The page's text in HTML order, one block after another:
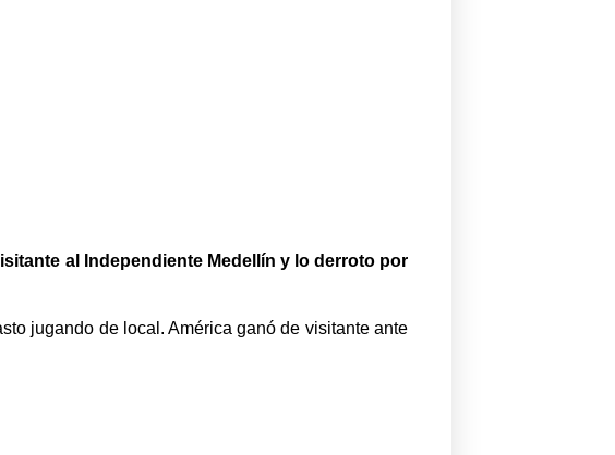
al Independiente Medellín y lo derroto por
jugando de local. América ganó de visitante ante